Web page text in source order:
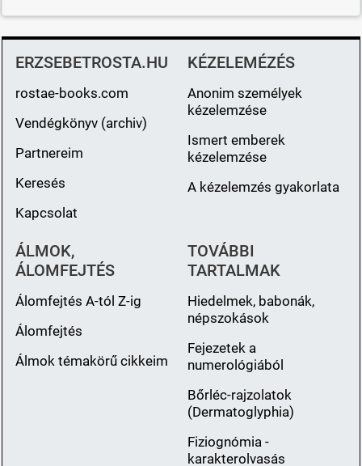
ERZSEBETROSTA.HU
rostae-books.com
Vendégkönyv (archiv)
Partnereim
Keresés
Kapcsolat
KÉZELEMÉZÉS
Anonim személyek
kézelemzése
Ismert emberek
kézelemzése
A kézelemzés gyakorlata
ÁLMOK,
ÁLOMFEJTÉS
Álomfejtés A-tól Z-ig
Álomfejtés
Álmok témakörű cikkeim
TOVÁBBI
TARTALMAK
Hiedelmek, babonák,
népszokások
Fejezetek a
numerológiából
Bőrléc-rajzolatok
(Dermatoglyphia)
Fiziognómia -
karakterolvasás